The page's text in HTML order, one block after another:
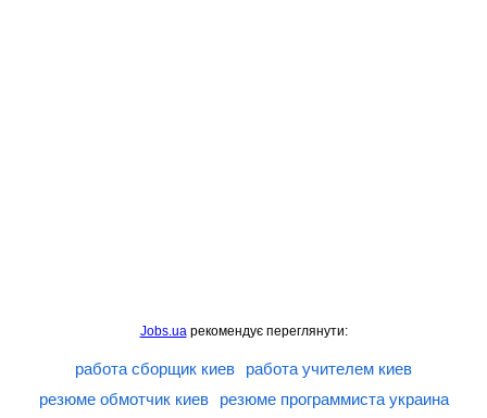
Jobs.uaрекомендує переглянути:
работа сборщик киев
работа учителем киев
резюме обмотчик киев
резюме программиста украина